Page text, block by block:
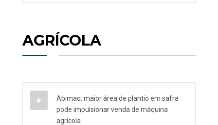
AGRÍCOLA
Abimaq: maior área de plantio em safra
pode impulsionar venda de máquina
agrícola